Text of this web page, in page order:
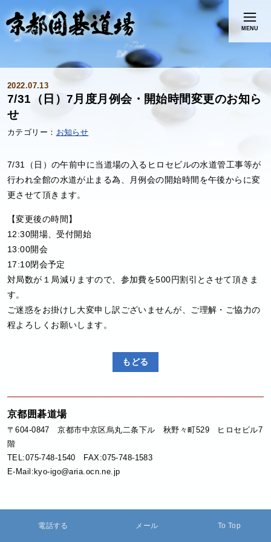
MENU
2022.07.13
7/31（日）7月度月例会・開始時間変更のお知ら
せ
お知らせ
7/31（日）の午前中に当道場の入るヒロセビルの水道管工事等が
行われ全館の水道が止まる為、月例会の開始時間を午後からに変
更させて頂きます。
【変更後の時間】
12:30開場、受付開始
13:00開会
17:10閉会予定
対局数が１局減りますので、参加費を500円割引とさせて頂きま
す。
ご迷惑をお掛けし大変申し訳ございませんが、ご理解・ご協力の
程よろしくお願いします。
もどる
京都囲碁道場
〒604-0847 京都市中京区烏丸二条下ル 秋野々町529 ヒロセビル7
階
TEL:075-748-1540 FAX:075-748-1583
E-Mail:kyo-igo@aria.ocn.ne.jp
電話する メール To Top